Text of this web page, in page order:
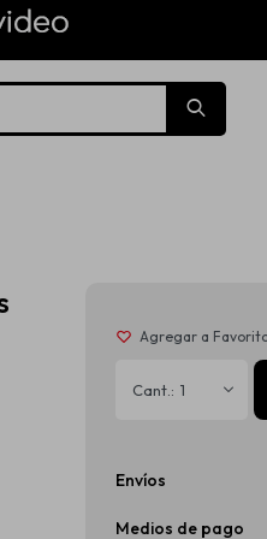
1
Envíos
Medios de pago